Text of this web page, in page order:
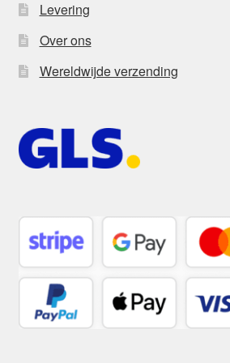
Levering
Over ons
Wereldwijde verzending